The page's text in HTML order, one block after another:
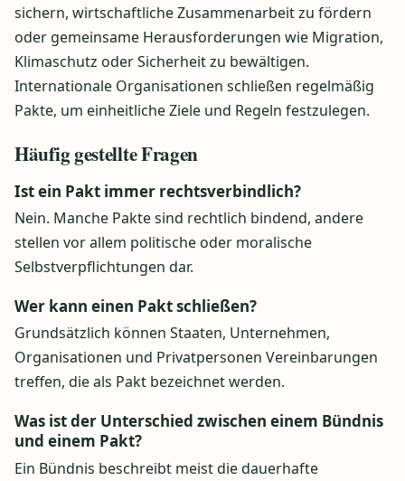
sichern, wirtschaftliche Zusammenarbeit zu fördern
oder gemeinsame Herausforderungen wie Migration,
Klimaschutz oder Sicherheit zu bewältigen.
Internationale Organisationen schließen regelmäßig
Pakte, um einheitliche Ziele und Regeln festzulegen.
Häufig gestellte Fragen
Ist ein Pakt immer rechtsverbindlich?
Nein. Manche Pakte sind rechtlich bindend, andere
stellen vor allem politische oder moralische
Selbstverpflichtungen dar.
Wer kann einen Pakt schließen?
Grundsätzlich können Staaten, Unternehmen,
Organisationen und Privatpersonen Vereinbarungen
treffen, die als Pakt bezeichnet werden.
Was ist der Unterschied zwischen einem Bündnis
und einem Pakt?
Ein Bündnis beschreibt meist die dauerhafte